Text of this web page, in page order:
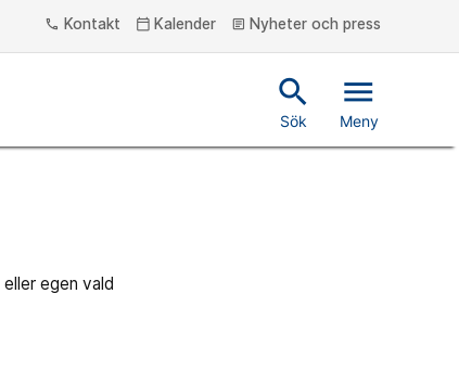
phone Kontakt calendar_today Kalender article Nyheter och press
search
Sök
menu
Meny
eller egen vald